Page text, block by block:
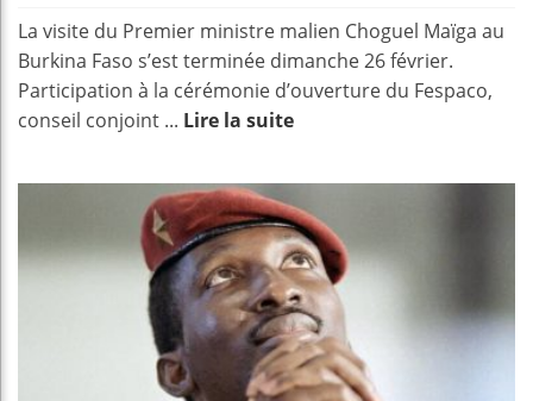
La visite du Premier ministre malien Choguel Maïga au
Burkina Faso s’est terminée dimanche 26 février.
Participation à la cérémonie d’ouverture du Fespaco,
conseil conjoint ... Lire la suite